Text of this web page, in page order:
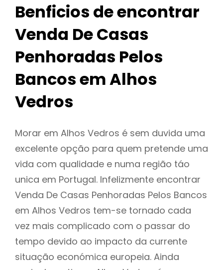
Benficios de encontrar
Venda De Casas
Penhoradas Pelos
Bancos em Alhos
Vedros
Morar em Alhos Vedros é sem duvida uma
excelente opção para quem pretende uma
vida com qualidade e numa região táo
unica em Portugal. Infelizmente encontrar
Venda De Casas Penhoradas Pelos Bancos
em Alhos Vedros tem-se tornado cada
vez mais complicado com o passar do
tempo devido ao impacto da currente
situação económica europeia. Ainda